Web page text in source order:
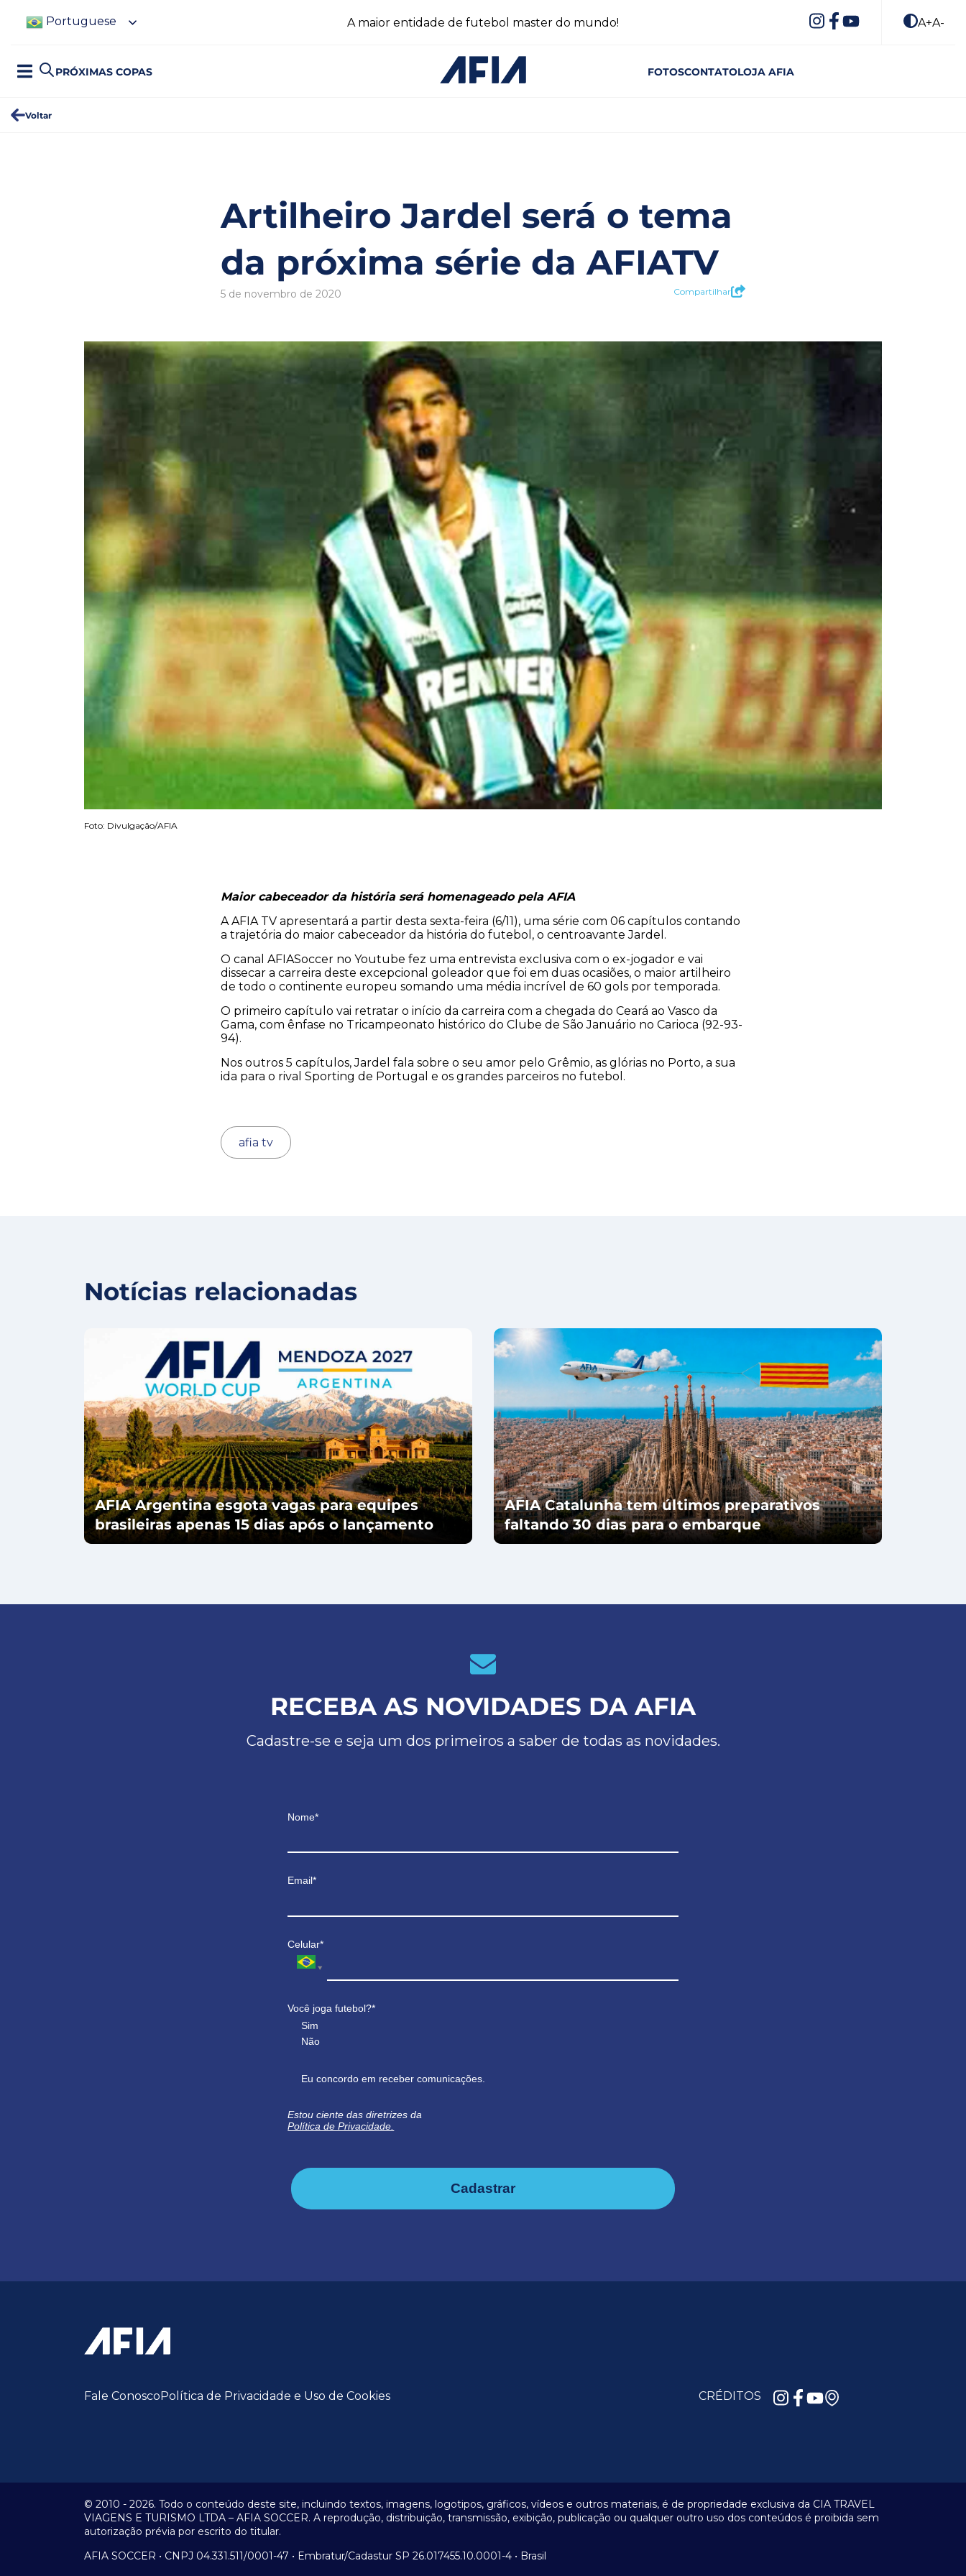
Portuguese A maior entidade de futebol master do mundo! A+A-
PRÓXIMAS COPAS FOTOSCONTATOLOJA AFIA
Voltar
Artilheiro Jardel será o tema
da próxima série da AFIATV
5 de novembro de 2020 Compartilhar
Foto: Divulgação/AFIA
Maior cabeceador da história será homenageado pela AFIA
A AFIA TV apresentará a partir desta sexta-feira (6/11), uma série com 06 capítulos contando
a trajetória do maior cabeceador da história do futebol, o centroavante Jardel.
O canal AFIASoccer no Youtube fez uma entrevista exclusiva com o ex-jogador e vai
dissecar a carreira deste excepcional goleador que foi em duas ocasiões, o maior artilheiro
de todo o continente europeu somando uma média incrível de 60 gols por temporada.
O primeiro capítulo vai retratar o início da carreira com a chegada do Ceará ao Vasco da
Gama, com ênfase no Tricampeonato histórico do Clube de São Januário no Carioca (92-93-
94).
Nos outros 5 capítulos, Jardel fala sobre o seu amor pelo Grêmio, as glórias no Porto, a sua
ida para o rival Sporting de Portugal e os grandes parceiros no futebol.
afia tv
Notícias relacionadas
AFIA Argentina esgota vagas para equipes
brasileiras apenas 15 dias após o lançamento
AFIA Catalunha tem últimos preparativos
faltando 30 dias para o embarque
RECEBA AS NOVIDADES DA AFIA
Cadastre-se e seja um dos primeiros a saber de todas as novidades.
Nome*
Email*
Celular*
Você joga futebol?*
Sim
Não
Eu concordo em receber comunicações.
Estou ciente das diretrizes da
Política de Privacidade.
Cadastrar
Fale Conosco Política de Privacidade e Uso de Cookies CRÉDITOS
© 2010 - 2026. Todo o conteúdo deste site, incluindo textos, imagens, logotipos, gráficos, vídeos e outros materiais, é de propriedade exclusiva da CIA TRAVEL
VIAGENS E TURISMO LTDA – AFIA SOCCER. A reprodução, distribuição, transmissão, exibição, publicação ou qualquer outro uso dos conteúdos é proibida sem
autorização prévia por escrito do titular.
AFIA SOCCER • CNPJ 04.331.511/0001-47 • Embratur/Cadastur SP 26.017455.10.0001-4 • Brasil